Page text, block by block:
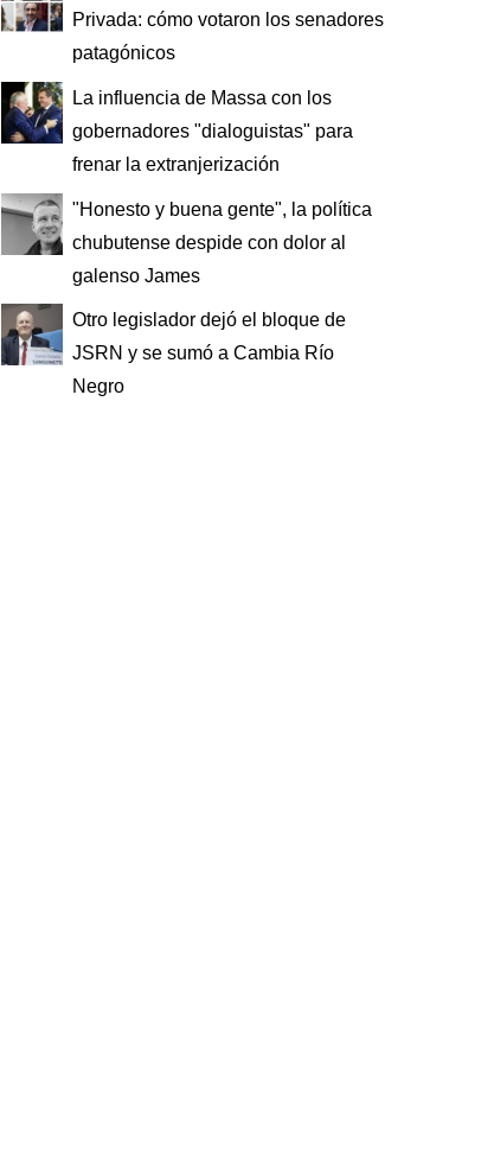
Privada: cómo votaron los senadores
patagónicos
La influencia de Massa con los
gobernadores "dialoguistas" para
frenar la extranjerización
"Honesto y buena gente", la política
chubutense despide con dolor al
galenso James
Otro legislador dejó el bloque de
JSRN y se sumó a Cambia Río
Negro